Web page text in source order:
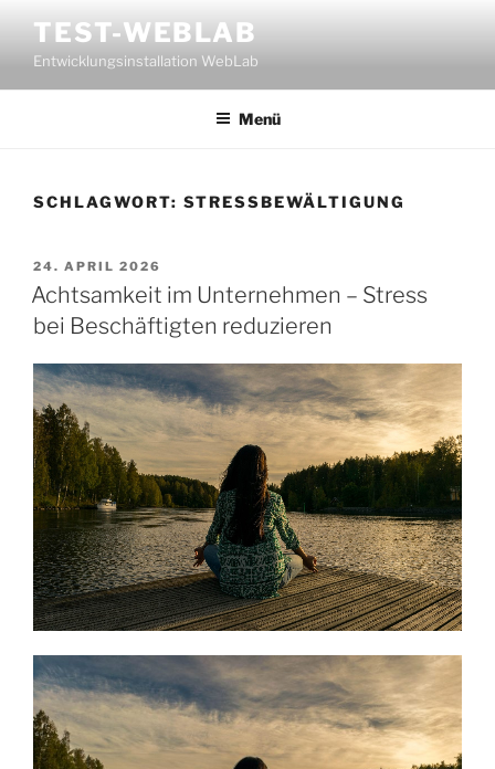
Inhalt
springen
TEST-WEBLAB
Entwicklungsinstallation WebLab
Menü
SCHLAGWORT: STRESSBEWÄLTIGUNG
VERÖFFENTLICHT
AM
24. APRIL 2026
Achtsamkeit im Unternehmen – Stress
bei Beschäftigten reduzieren